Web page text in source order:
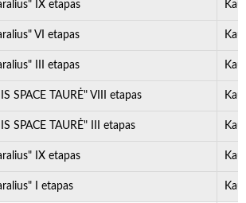
IX etapas
VI etapas
III etapas
SPACE TAURĖ" VIII etapas
SPACE TAURĖ" III etapas
IX etapas
I etapas